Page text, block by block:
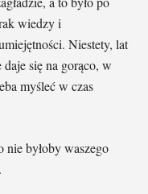
wiedzy i
Niestety, lat
się na gorąco, w
myśleć w czas
nie byłoby waszego